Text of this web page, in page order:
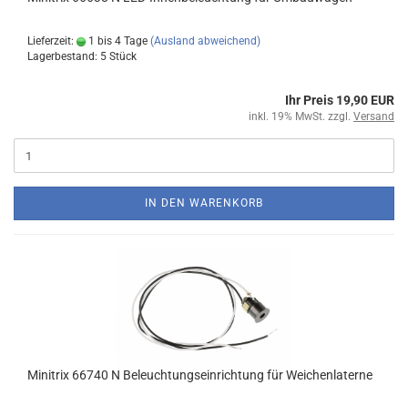
Lieferzeit: 1 bis 4 Tage (Ausland abweichend)
Lagerbestand: 5 Stück
Ihr Preis 19,90 EUR
inkl. 19% MwSt. zzgl. Versand
IN DEN WARENKORB
Minitrix 66740 N Beleuchtungseinrichtung für Weichenlaterne